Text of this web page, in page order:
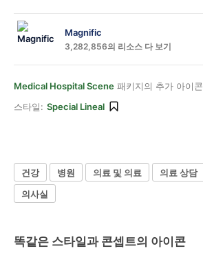
Magnific
3,282,856의 리소스 다 보기
Medical Hospital Scene 패키지의 추가 아이콘
스타일: Special Lineal
건강 병원 의료 및 의료 의료 상담
의사실
똑같은 스타일과 콘셉트의 아이콘